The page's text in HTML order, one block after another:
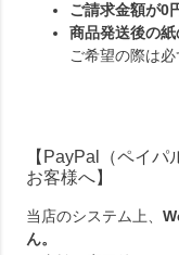
ご請求金額が0
商品発送後の紙
ご希望の際は必
【PayPal（ペイ
お客様へ】
当店のシステム上、
ん。